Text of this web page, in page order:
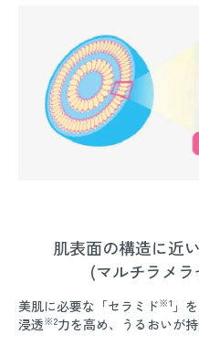
肌表面の構造に近
(マルチラメ
美肌に必要な「セラミド※1 」
浸透※2力を高め、うるおいが